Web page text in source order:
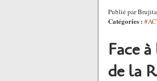
Publié par
Catégories :
Face
de la